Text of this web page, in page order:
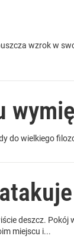
wzrok w
do wielkiego
deszcz. Pokój
miejscu i...